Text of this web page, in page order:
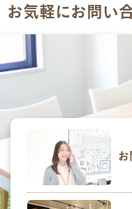
お気軽にお問い
お